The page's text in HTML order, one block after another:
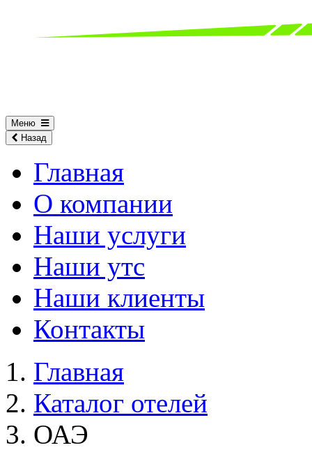
Меню
Назад
Главная
О компании
Наши услуги
Наши утс
Наши клиенты
Контакты
Главная
Каталог отелей
ОАЭ